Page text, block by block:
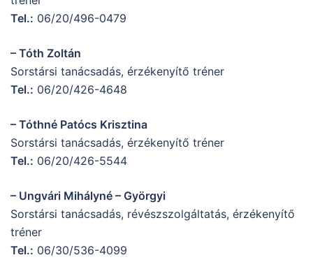
Tel.: 06/20/496-0479
– Tóth Zoltán
Sorstársi tanácsadás, érzékenyítő tréner
Tel.: 06/20/426-4648
– Tóthné Patócs Krisztina
Sorstársi tanácsadás, érzékenyítő tréner
Tel.: 06/20/426-5544
– Ungvári Mihályné – Györgyi
Sorstársi tanácsadás, révészszolgáltatás, érzékenyítő
tréner
Tel.: 06/30/536-4099